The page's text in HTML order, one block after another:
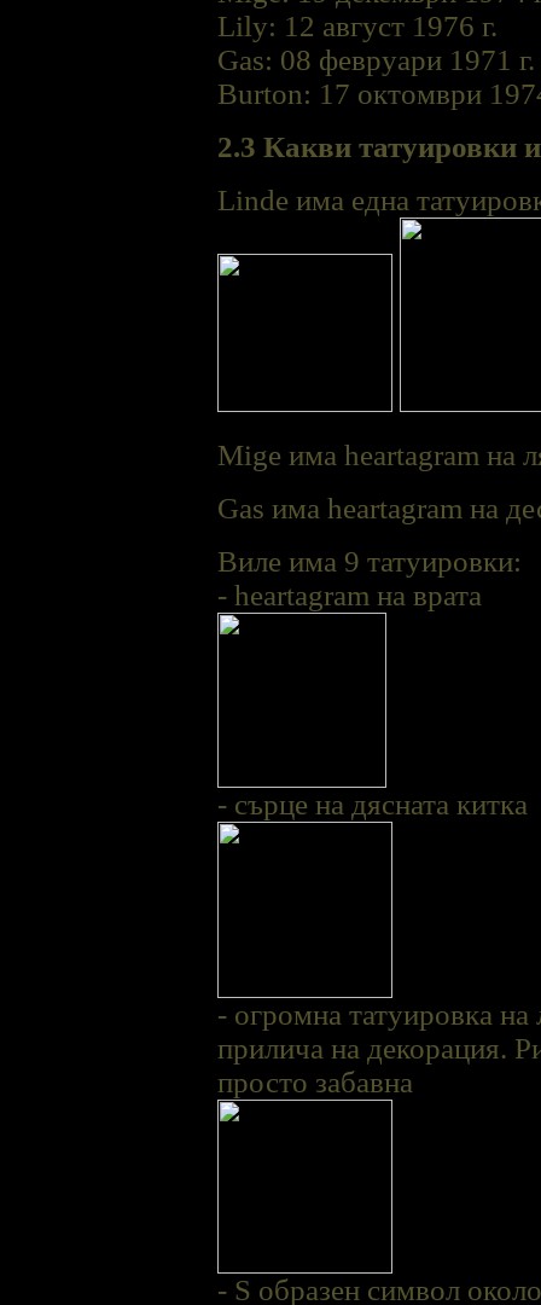
Lily: 12 август 1976 г.
Gas: 08 февруари 1971 г.
Burton: 17 октомври
2.3 Какви татуировки
Linde има една
Mige има heartagram на
Gas има heartagram на
Виле има 9 татуировки:
- heartagram на врата
- сърце на дясната китка
- огромна татуировка на
прилича на декорация.
просто забавна
- S образен символ